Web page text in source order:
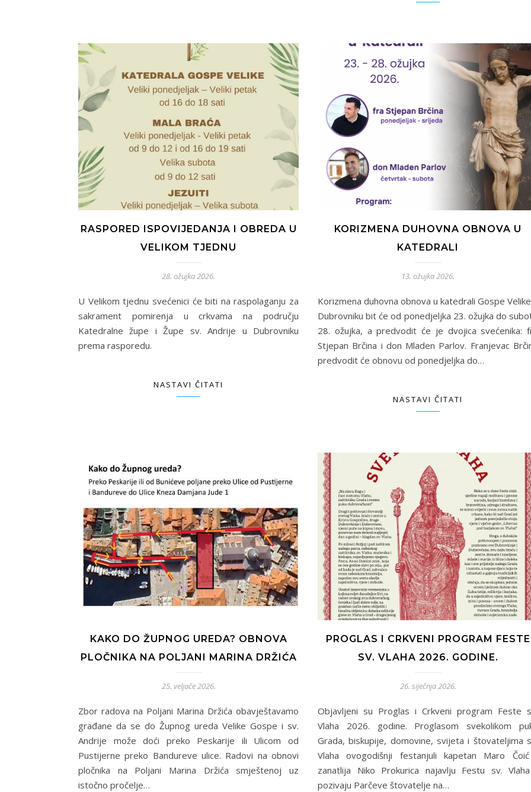
RASPORED ISPOVIJEDANJA I OBREDA U
VELIKOM TJEDNU
28. ožujka 2026.
U Velikom tjednu svećenici će biti na raspolaganju za
sakrament pomirenja u crkvama na području
Katedralne župe i Župe sv. Andrije u Dubrovniku
prema rasporedu.
NASTAVI ČITATI
KORIZMENA DUHOVNA OBNOVA U
KATEDRALI
13. ožujka 2026.
Korizmena duhovna obnova u katedrali Gospe
Dubrovniku bit će od ponedjeljka 23. ožujka do
28. ožujka, a predvodit će je dvojica svećenika:
Stjepan Brčina i don Mladen Parlov. Franjevac
predvodit će obnovu od ponedjeljka do…
NASTAVI ČITATI
KAKO DO ŽUPNOG UREDA? OBNOVA
PLOČNIKA NA POLJANI MARINA DRŽIĆA
25. veljače 2026.
Zbor radova na Poljani Marina Držića obavještavamo
građane da se do Župnog ureda Velike Gospe i sv.
Andrije može doći preko Peskarije ili Ulicom od
Pustijerne preko Bandureve ulice. Radovi na obnovi
pločnika na Poljani Marina Držića smještenoj uz
istočno pročelje…
PROGLAS I CRKVENI PROGRAM FESTE
SV. VLAHA 2026. GODINE.
26. siječnja 2026.
Objavljeni su Proglas i Crkveni program Feste
Vlaha 2026. godine. Proglasom svekolikom
Grada, biskupije, domovine, svijeta i štovateljima
Vlaha ovogodišnji festanjuli kapetan Maro
zanatlija Niko Prokurica najavlju Festu sv.
pozivaju Parčeve štovatelje na…